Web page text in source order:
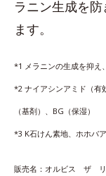
ラニン生成を
ます。
*1 メラニンの生成を抑え
*2 ナイアシンアミド（有
（基剤）、BG（保湿）
*3 K石けん素地、ホホバ
販売名：オルビス ザ リ